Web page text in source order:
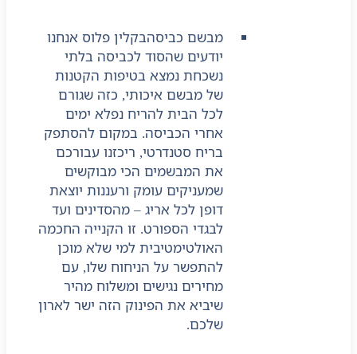
מבשם כביסהבקלין פלוס אנחנו
יודעים שהסוד לכביסה בלתי
נשכחת נמצא בטיפות הקטנות
של מבשם איכותי, כזה שגורם
לכל הבית להריח נפלא ימים
אחרי הכביסה. במקום להסתפק
בריח סטנדרטי, ריכזנו עבורכם
את המבשמים הכי מבוקשים
שמעניקים עומק ורעננות יוצאת
דופן לכל אריג – מהסדינים ועד
לבגדי הספורט. זו הקנייה החכמה
האולטימטיבית למי שלא מוכן
להתפשר על הניחוח שלו, עם
מחירים נגישים ומשלוח מהיר
שיביא את הפינוק הזה ישר לארון
שלכם.